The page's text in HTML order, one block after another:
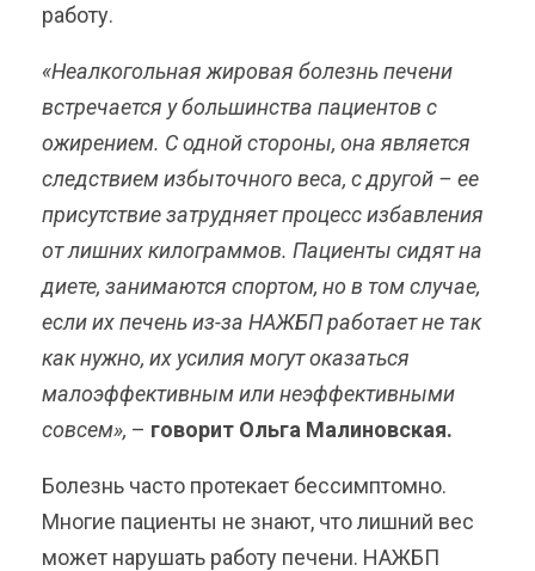
работу.
«Неалкогольная жировая болезнь печени
встречается у большинства пациентов с
ожирением. С одной стороны, она является
следствием избыточного веса, с другой – ее
присутствие затрудняет процесс избавления
от лишних килограммов. Пациенты сидят на
диете, занимаются спортом, но в том случае,
если их печень из-за НАЖБП работает не так
как нужно, их усилия могут оказаться
малоэффективным или неэффективными
совсем», – говорит Ольга Малиновская.
Болезнь часто протекает бессимптомно.
Многие пациенты не знают, что лишний вес
может нарушать работу печени. НАЖБП